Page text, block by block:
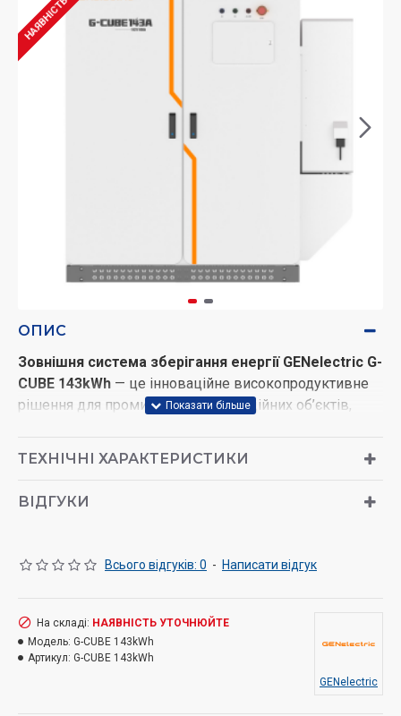
ОПИС
Зовнішня система зберігання енергії GENelectric G-
CUBE 143kWh — це інноваційне високопродуктивне
рішення для промислових і комерційних об’єктів,
ТЕХНІЧНІ ХАРАКТЕРИСТИКИ
ВІДГУКИ
Всього відгуків: 0 - Написати відгук
На складі: НАЯВНІСТЬ УТОЧНЮЙТЕ
Модель: G-CUBE 143kWh
Артикул: G-CUBE 143kWh
GENelectric